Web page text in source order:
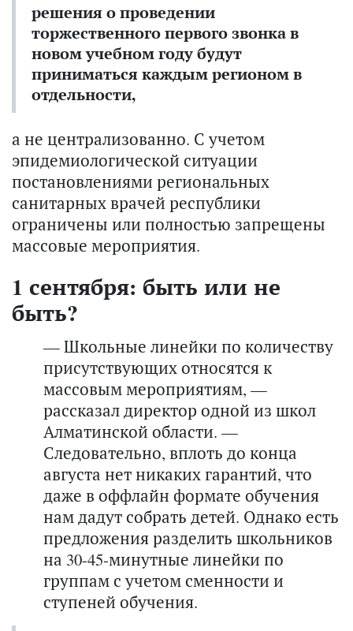
решения о проведении
торжественного первого звонка в
новом учебном году будут
приниматься каждым регионом в
отдельности,
а не централизованно. С учетом
эпидемиологической ситуации
постановлениями региональных
санитарных врачей республики
ограничены или полностью запрещены
массовые мероприятия.
1 сентября: быть или не
быть?
— Школьные линейки по количеству
присутствующих относятся к
массовым мероприятиям, —
рассказал директор одной из школ
Алматинской области. —
Следовательно, вплоть до конца
августа нет никаких гарантий, что
даже в оффлайн формате обучения
нам дадут собрать детей. Однако есть
предложения разделить школьников
на 30-45-минутные линейки по
группам с учетом сменности и
ступеней обучения.